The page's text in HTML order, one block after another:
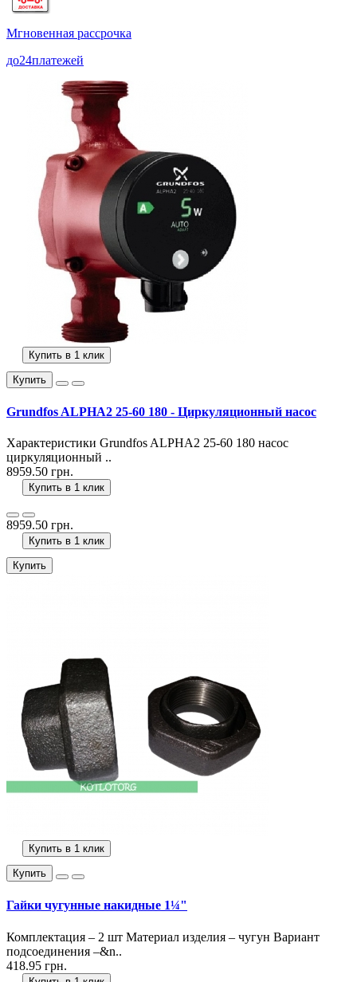
Мгновенная рассрочка
до24платежей
Купить в 1 клик
Купить
Grundfos ALPHA2 25-60 180 - Циркуляционный насос
Характеристики Grundfos ALPHA2 25-60 180 насос
циркуляционный ..
8959.50 грн.
Купить в 1 клик
8959.50 грн.
Купить в 1 клик
Купить
Купить в 1 клик
Купить
Гайки чугунные накидные 1¼"
Комплектация – 2 шт Материал изделия – чугун Вариант
подсоединения –&n..
418.95 грн.